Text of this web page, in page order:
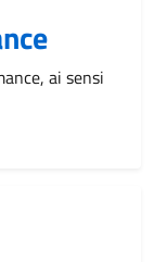
ai sensi